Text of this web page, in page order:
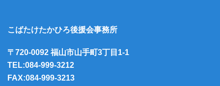
こばたけたかひろ後援会事務所
〒720-0092 福山市山手町3丁目1-1
TEL:084-999-3212
FAX:084-999-3213